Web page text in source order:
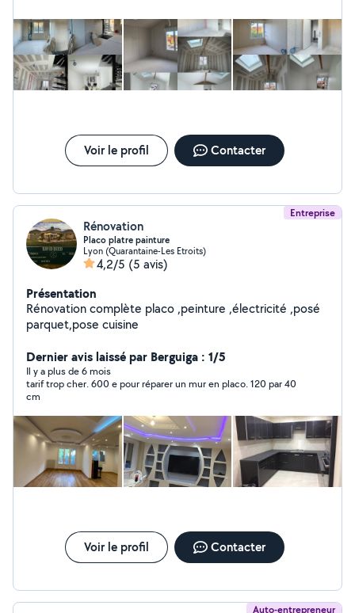
Voir le profil Contacter
Entreprise
Rénovation
Placo platre painture
Lyon (Quarantaine-Les Etroits)
4,2/5 (5 avis)
Présentation
Rénovation complète placo ,peinture ,électricité ,posé
parquet,pose cuisine
Dernier avis laissé par Berguiga : 1/5
Il y a plus de 6 mois
tarif trop cher. 600 e pour réparer un mur en placo. 120 par 40
cm
Voir le profil Contacter
Auto-entrepreneur